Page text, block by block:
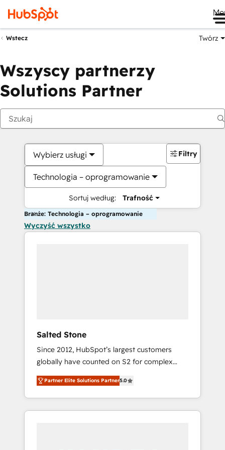
Wstecz Twórz
Wszyscy partnerzy
Solutions Partner
Wybierz usługi
Technologia – oprogramowanie
Sortuj według: Trafność
Filtry
Branże: Technologia – oprogramowanie
Wyczyść wszystko
Salted Stone
Since 2012, HubSpot’s largest customers
globally have counted on S2 for complex
migrations, change management, systems
integration, and creative solutions that
deliver measurable impact and transform
brand experiences As one of the few full-
Partner Elite Solutions Partner5.0